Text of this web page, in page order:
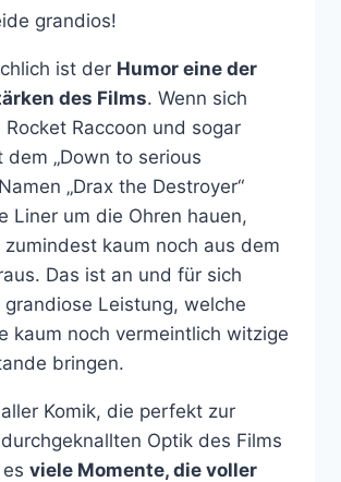
grandios!
ist der Humor eine der
des Films. Wenn sich
Rocket Raccoon und sogar
dem „Down to serious
„Drax the Destroyer“
Liner um die Ohren hauen,
zumindest kaum noch aus dem
Das ist an und für sich
grandiose Leistung, welche
kaum noch vermeintlich witzige
bringen.
Komik, die perfekt zur
Optik des Films
viele Momente, die voller